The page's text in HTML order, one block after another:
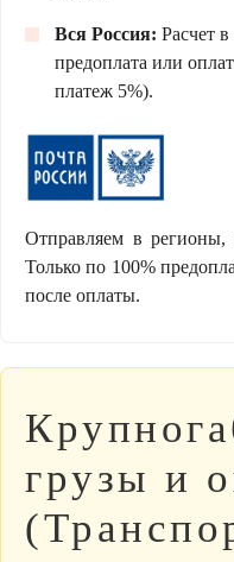
Вся Россия: Расчет
предоплата или
платеж 5%).
Отправляем в
Только по 100%
после оплаты.
грузы и